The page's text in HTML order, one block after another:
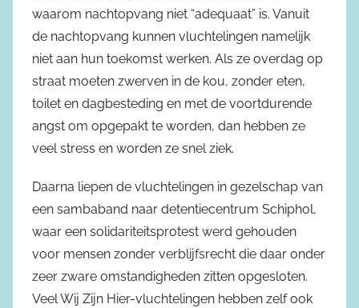
waarom nachtopvang niet “adequaat” is. Vanuit
de nachtopvang kunnen vluchtelingen namelijk
niet aan hun toekomst werken. Als ze overdag op
straat moeten zwerven in de kou, zonder eten,
toilet en dagbesteding en met de voortdurende
angst om opgepakt te worden, dan hebben ze
veel stress en worden ze snel ziek.
Daarna liepen de vluchtelingen in gezelschap van
een sambaband naar detentiecentrum Schiphol,
waar een solidariteitsprotest werd gehouden
voor mensen zonder verblijfsrecht die daar onder
zeer zware omstandigheden zitten opgesloten.
Veel Wij Zijn Hier-vluchtelingen hebben zelf ook